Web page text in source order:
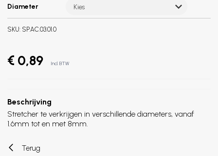
Diameter Kies
SKU: SP.AC.03.01.0
€ 0,89 Incl. BTW
Beschrijving
Stretcher te verkrijgen in verschillende diameters, vanaf
1.6mm tot en met 8mm.
Terug